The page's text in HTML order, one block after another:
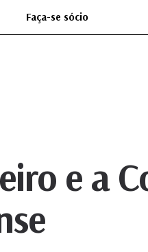
Faça-se sócio
e a